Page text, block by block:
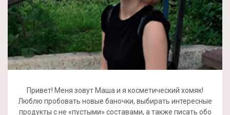
Привет! Меня зовут Маша и я косметический хомяк!
Люблю пробовать новые баночки, выбирать интересные
продукты с не «пустыми» составами, а также писать обо